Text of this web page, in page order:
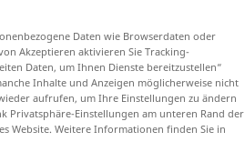
Daten wie Browserdaten oder
Akzeptieren aktivieren Sie Tracking-
Daten, um Ihnen Dienste bereitzustellen“
Inhalte und Anzeigen möglicherweise nicht
aufrufen, um Ihre Einstellungen zu ändern
Privatsphäre-Einstellungen am unteren Rand der
Website. Weitere Informationen finden Sie in